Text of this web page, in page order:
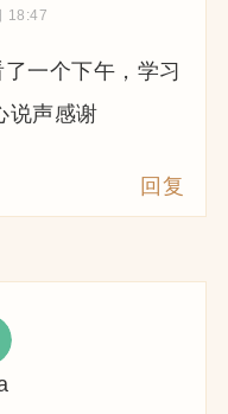
18:47
一个下午，学习
说声感谢
回复